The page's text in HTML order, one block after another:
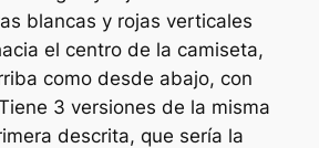
blancas y rojas verticales
el centro de la camiseta,
como desde abajo, con
3 versiones de la misma
descrita, que sería la